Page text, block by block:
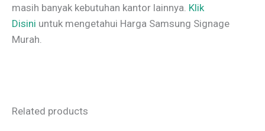
masih banyak kebutuhan kantor lainnya. Klik
Disini untuk mengetahui Harga Samsung Signage
Murah.
Related products